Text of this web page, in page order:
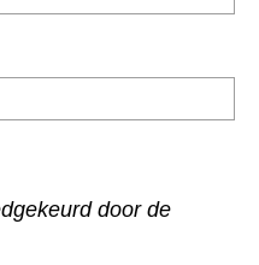
door de